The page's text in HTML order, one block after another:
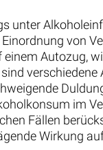
unter
von
Autozug,
im
Fällen
Wirkung